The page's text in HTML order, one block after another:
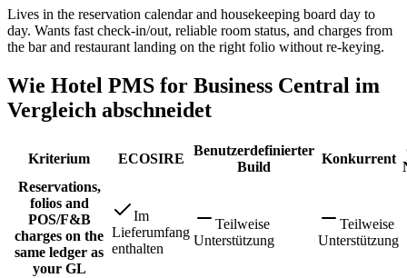
Lives in the reservation calendar and housekeeping board day to
day. Wants fast check-in/out, reliable room status, and charges from
the bar and restaurant landing on the right folio without re-keying.
Wie Hotel PMS for Business Central im
Vergleich abschneidet
Kriterium ECOSIRE
Benutzerdefinierter
Build
Konkurrent
Reservations,
folios and
POS/F&B
charges on the
same ledger as
your GL
Im
Lieferumfang
enthalten
Teilweise
Unterstützung
Teilweise
Unterstützung